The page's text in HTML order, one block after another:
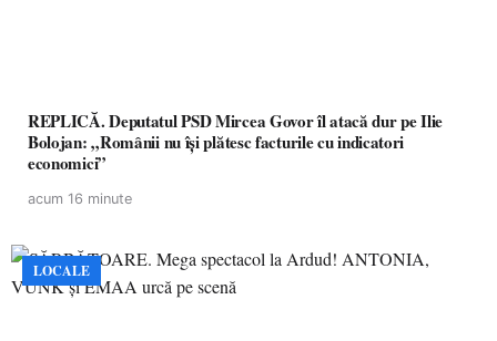
REPLICĂ. Deputatul PSD Mircea Govor îl atacă dur pe Ilie
Bolojan: „Românii nu își plătesc facturile cu indicatori
economici”
acum 16 minute
LOCALE